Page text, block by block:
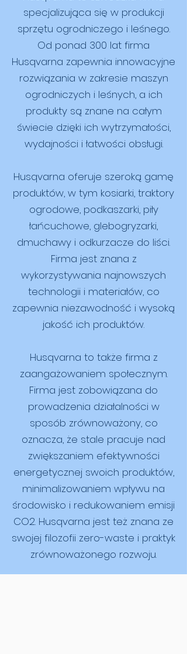
specjalizująca się w produkcji
sprzętu ogrodniczego i leśnego.
Od ponad 300 lat firma
Husqvarna zapewnia innowacyjne
rozwiązania w zakresie maszyn
ogrodniczych i leśnych, a ich
produkty są znane na całym
świecie dzięki ich wytrzymałości,
wydajności i łatwości obsługi.
Husqvarna oferuje szeroką gamę
produktów, w tym kosiarki, traktory
ogrodowe, podkaszarki, piły
łańcuchowe, glebogryzarki,
dmuchawy i odkurzacze do liści.
Firma jest znana z
wykorzystywania najnowszych
technologii i materiałów, co
zapewnia niezawodność i wysoką
jakość ich produktów.
Husqvarna to także firma z
zaangażowaniem społecznym.
Firma jest zobowiązana do
prowadzenia działalności w
sposób zrównoważony, co
oznacza, że ​​stale pracuje nad
zwiększaniem efektywności
energetycznej swoich produktów,
minimalizowaniem wpływu na
środowisko i redukowaniem emisji
CO2. Husqvarna jest też znana ze
swojej filozofii zero-waste i praktyk
zrównoważonego rozwoju.